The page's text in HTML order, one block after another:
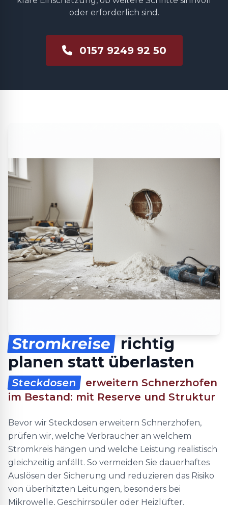
oder erforderlich sind.
0157 9249 92 50
Stromkreise
richtig
planen statt überlasten
Steckdosen
erweitern Schnerzhofen
im Bestand: mit Reserve und Struktur
Bevor wir Steckdosen erweitern Schnerzhofen,
prüfen wir, welche Verbraucher an welchem
Stromkreis hängen und welche Leistung realistisch
gleichzeitig anfällt. So vermeiden Sie dauerhaftes
Auslösen der Sicherung und reduzieren das Risiko
von überhitzten Leitungen, besonders bei
Mikrowelle, Geschirrspüler oder Heizlüfter.